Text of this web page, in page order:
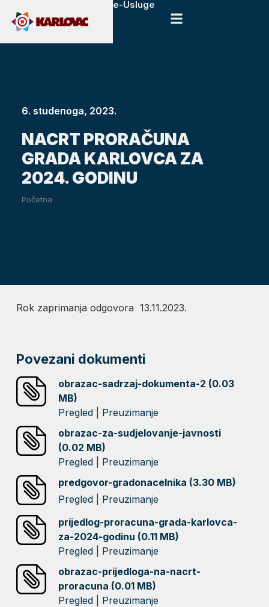
e-Usluge
6. studenoga, 2023.
NACRT PRORAČUNA
GRADA KARLOVCA ZA
2024. GODINU
Početna
Rok zaprimanja odgovora 13.11.2023.
Povezani dokumenti
obrazac-sadrzaj-dokumenta-2 (0.03
MB)
Pregled
Preuzimanje
obrazac-za-sudjelovanje-javnosti
(0.02 MB)
Pregled
Preuzimanje
predgovor-gradonacelnika (3.30 MB)
Pregled
Preuzimanje
prijedlog-proracuna-grada-karlovca-
za-2024-godinu (0.11 MB)
Pregled
Preuzimanje
obrazac-prijedloga-na-nacrt-
proracuna (0.01 MB)
Pregled
Preuzimanje